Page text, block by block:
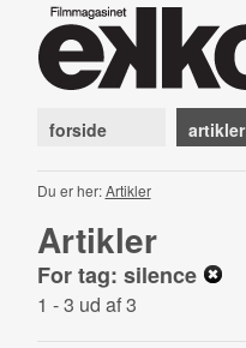
forside artikler
Du er her:Artikler
Artikler
For tag: silence
1 - 3 ud af 3